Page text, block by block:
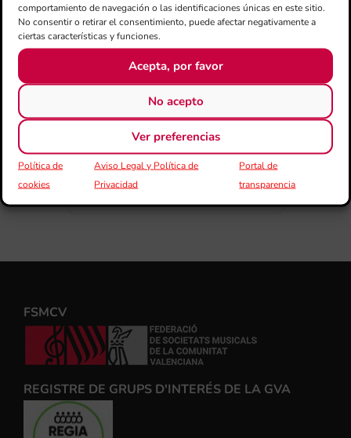
comportamiento de navegación o las identificaciones únicas en este sitio.
No consentir o retirar el consentimiento, puede afectar negativamente a
ciertas características y funciones.
Acepta, por favor
No acepto
Ver preferencias
Política de
cookies
Aviso Legal y Política de
Privacidad
Portal de
transparencia
COMPARTIR
ESDEVENIMENT
FSMCV
REGISTRE DE GRUPS D'INTERÉS DE LA GVA